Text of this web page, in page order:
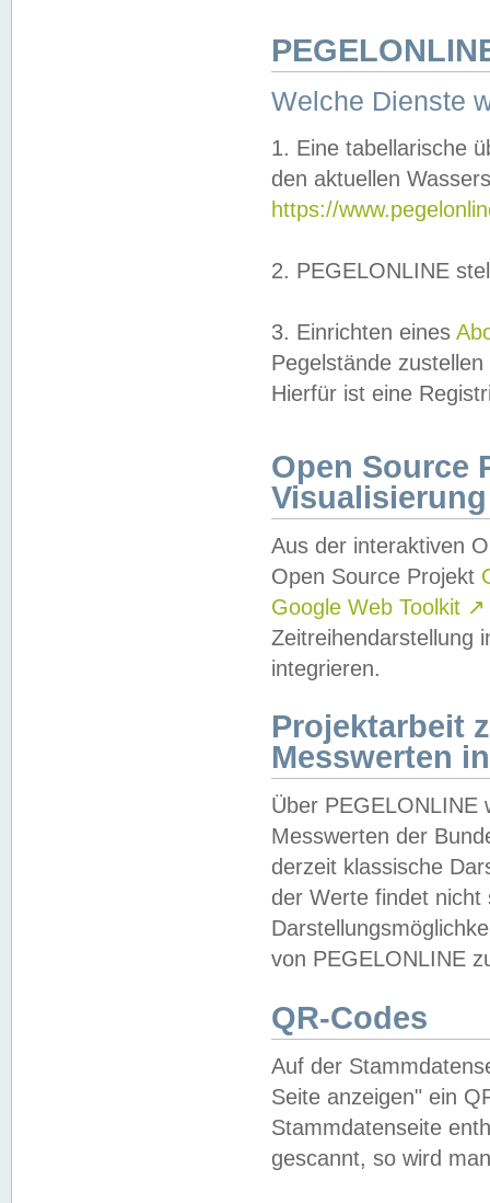
Welche Dienste
1. Eine tabellarische
den aktuellen
https://
2. PEGELONLINE
3. Einrichten eines
Pegelstände
Hierfür ist eine
Open Source
Visualisierung
Aus der interaktiven
Open Source Projekt
Google Web Toolkit ↗
Zeitreihendarstellung
integrieren.
Projektarbeit
Messwerten
Über PEGELONLINE
Messwerten der
derzeit klassische
der Werte findet
von PEGELONLINE
QR-Codes
Auf der
Seite anzeigen" ein
Stammdatenseite
gescannt, so wird